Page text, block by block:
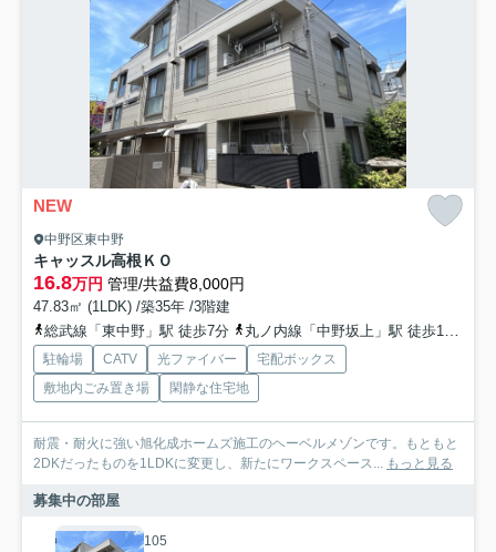
NEW
中野区東中野
キャッスル高根ＫＯ
16.8万円 管理/共益費8,000円
47.83㎡ (1LDK) /築35年 /3階建
総武線「東中野」駅 徒歩7分
丸ノ内線「中野坂上」駅 徒歩13分
駐輪場 CATV 光ファイバー
宅配ボックス
敷地内ごみ置き場
閑静な住宅地
耐震・耐火に強い旭化成ホームズ施工のヘーベルメゾンです。もともと
2DKだったものを1LDKに変更し、新たにワークスペース... もっと見る
募集中の部屋
105